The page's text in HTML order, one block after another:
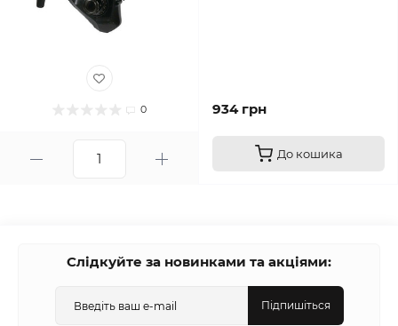
0 934 грн
До кошика
Слідкуйте за новинками та акціями:
Підпишіться